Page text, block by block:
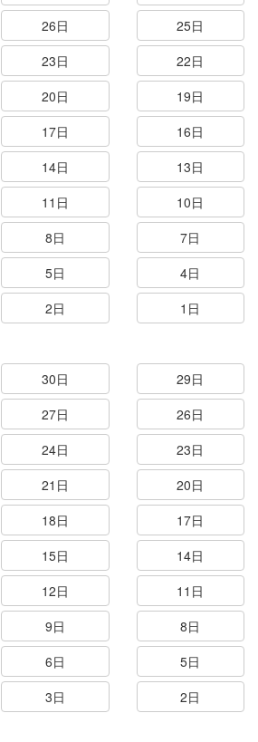
26日
25日
23日
22日
20日
19日
17日
16日
14日
13日
11日
10日
8日
7日
5日
4日
2日 1日
30日
29日
27日
26日
24日
23日
21日
20日
18日
17日
15日
14日
12日
11日
9日
8日
6日
5日
3日
2日